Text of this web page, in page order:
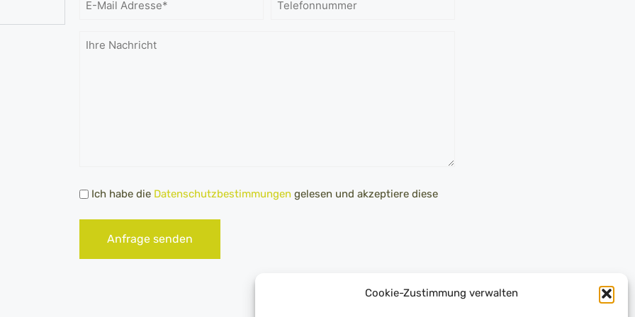
Cookie-Zustimmung verwalten
Adresse
*
Ihre
Datenschutz *
Ich habe die Datenschutzbestimmungen gelesen und akzeptiere diese
Anfrage senden